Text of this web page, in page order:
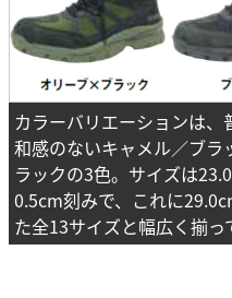
カラーバリエーションは
和感のないキャメル／ブ
ラックの3色。サイズは
0.5cm刻みで、これに
た全13サイズと幅広く揃っ